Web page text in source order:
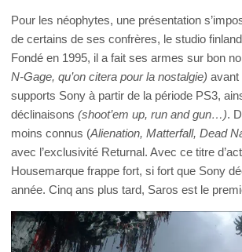
Pour les néophytes, une présentation
de certains de ses confrères, le studio
Fondé en 1995, il a fait ses armes sur bon
N-Gage, qu’on citera pour la nostalgie) avant
supports Sony à partir de la période PS3,
déclinaisons (shoot’em up, run and gun…).
moins connus (Alienation, Matterfall, Dead
avec l’exclusivité Returnal. Avec ce titre
Housemarque frappe fort, si fort que Sony
année. Cinq ans plus tard, Saros est le